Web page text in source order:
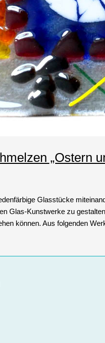
„Ostern
Glasstücke
Glas-Kunstwerke zu
können. Aus folgenden